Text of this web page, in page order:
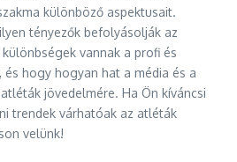
különböző aspektusait.
tényezők befolyásolják az
vannak a profi és
hogy hogyan hat a média és a
jövedelmére. Ha Ön kíváncsi
trendek várhatóak az atléták
velünk!